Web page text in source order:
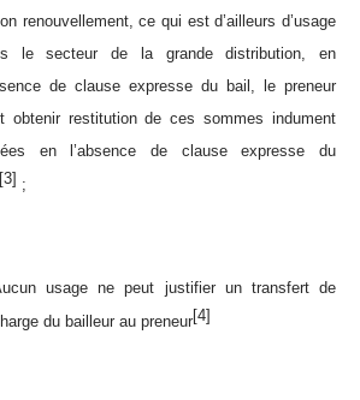
renouvellement, ce qui est d’ailleurs d’usage
le secteur de la grande distribution, en
de clause expresse du bail, le preneur
obtenir restitution de ces sommes indument
en l’absence de clause expresse du
[3] ;
usage ne peut justifier un transfert de
du bailleur au preneur[4]